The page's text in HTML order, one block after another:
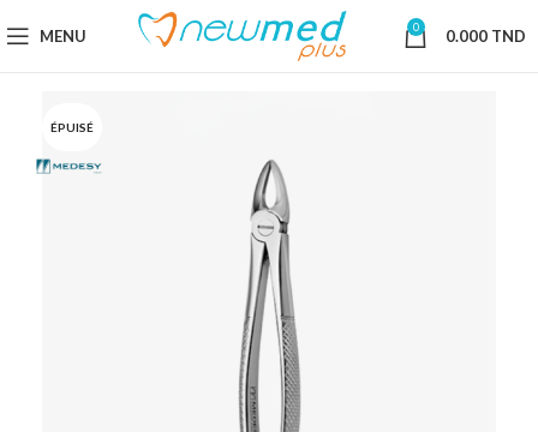
MENU 0 0.000 TND
ÉPUISÉ